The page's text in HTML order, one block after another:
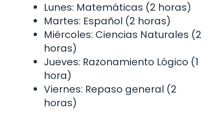
Lunes: Matemáticas (2 horas)
Martes: Español (2 horas)
Miércoles: Ciencias Naturales (2
horas)
Jueves: Razonamiento Lógico (1
hora)
Viernes: Repaso general (2
horas)